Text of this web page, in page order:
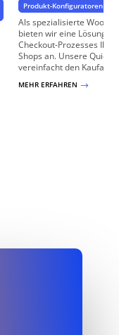
Produkt-Konfiguratoren &
Als spezialisierte
bieten wir eine
Checkout-Prozesses
Shops an. Unsere Quick
vereinfacht den
MEHR ERFAHREN $